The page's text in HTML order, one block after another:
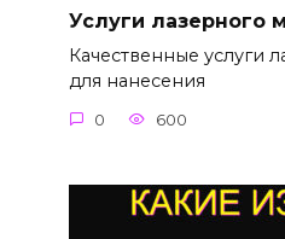
Услуги лазерного
Качественные услуги
для нанесения
0 600